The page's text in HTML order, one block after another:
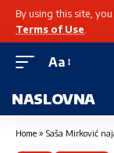
By using this site,
Terms of Use
Aa
NASLOVNA
Home » Saša Mirković najavio